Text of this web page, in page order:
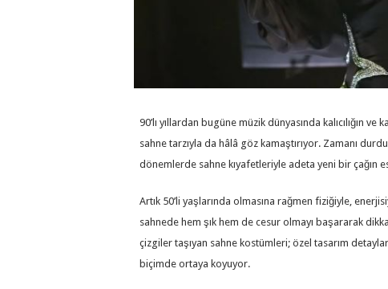
90’lı yıllardan bugüne müzik dünyasında kalıcılığın
sahne tarzıyla da hâlâ göz kamaştırıyor. Zamanı
dönemlerde sahne kıyafetleriyle adeta yeni bir çağın
Artık 50’li yaşlarında olmasına rağmen fiziğiyle,
sahnede hem şık hem de cesur olmayı başararak
çizgiler taşıyan sahne kostümleri; özel tasarım
biçimde ortaya koyuyor.